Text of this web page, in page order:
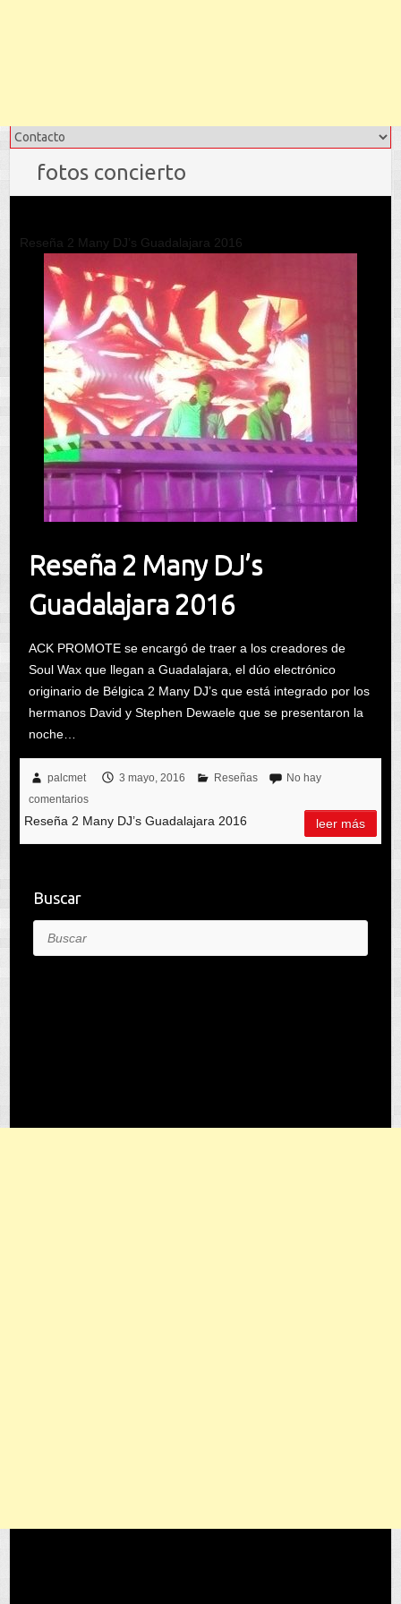
fotos concierto
Reseña 2 Many DJ’s Guadalajara 2016
Reseña 2 Many DJ’s
Guadalajara 2016
ACK PROMOTE se encargó de traer a los creadores de
Soul Wax que llegan a Guadalajara, el dúo electrónico
originario de Bélgica 2 Many DJ’s que está integrado por los
hermanos David y Stephen Dewaele que se presentaron la
noche…
palcmet 3 mayo, 2016 Reseñas
No hay
comentarios
Reseña 2 Many DJ’s Guadalajara 2016 leer más
Buscar
Buscar